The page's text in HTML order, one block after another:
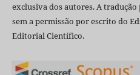
exclusiva dos autores. A
sem a permissão por escrito do
Editorial Científico.